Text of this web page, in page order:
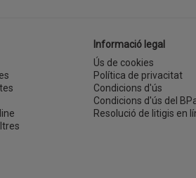
Informació legal
Ús de cookies
Política de privacitat
Condicions d'ús
Condicions d'ús del
Resolució de litigis en